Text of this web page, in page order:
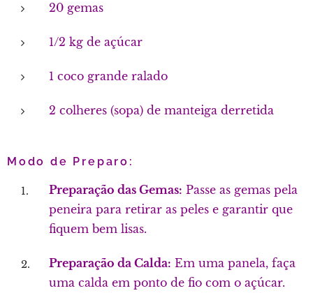
20 gemas
1/2 kg de açúcar
1 coco grande ralado
2 colheres (sopa) de manteiga derretida
Modo de Preparo:
Preparação das Gemas: Passe as gemas pela
peneira para retirar as peles e garantir que
fiquem bem lisas.
Preparação da Calda: Em uma panela, faça
uma calda em ponto de fio com o açúcar.